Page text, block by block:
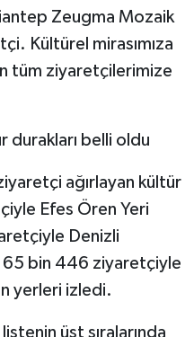
Zeugma Mozaik
Kültürel mirasımıza
tüm ziyaretçilerimize
durakları belli oldu
ağırlayan kültür
Efes Ören Yeri
Denizli
65 bin 446 ziyaretçiyle
yerleri izledi.
üst sıralarında